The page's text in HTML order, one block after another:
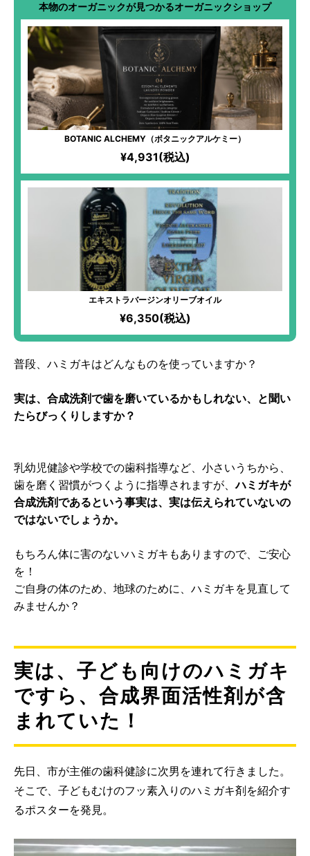
本物のオーガニックが見つかるオーガニックショップ
BOTANIC ALCHEMY（ボタニックアルケミー）
¥4,931(税込)
エキストラバージンオリーブオイル
¥6,350(税込)
普段、ハミガキはどんなものを使っていますか？
実は、合成洗剤で歯を磨いているかもしれない、と聞い
たらびっくりしますか？
乳幼児健診や学校での歯科指導など、小さいうちから、
歯を磨く習慣がつくように指導されますが、ハミガキが
合成洗剤であるという事実は、実は伝えられていないの
ではないでしょうか。
もちろん体に害のないハミガキもありますので、ご安心
を！
ご自身の体のため、地球のために、ハミガキを見直して
みませんか？
実は、子ども向けのハミガキ
ですら、合成界面活性剤が含
まれていた！
先日、市が主催の歯科健診に次男を連れて行きました。
そこで、子どもむけのフッ素入りのハミガキ剤を紹介す
るポスターを発見。